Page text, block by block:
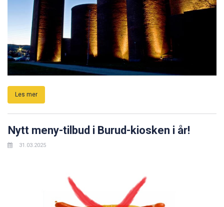
Les mer
Nytt meny-tilbud i Burud-kiosken i år!
31.03.2025